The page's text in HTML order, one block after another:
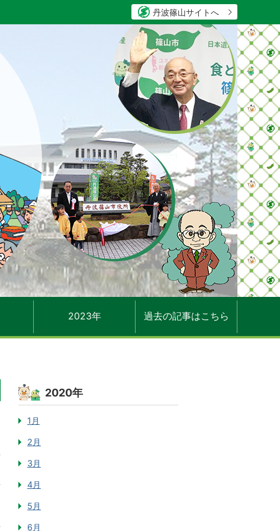
丹波篠山サイトへ
2023年 過去の記事はこちら
2020年
1月
2月
3月
4月
5月
6月